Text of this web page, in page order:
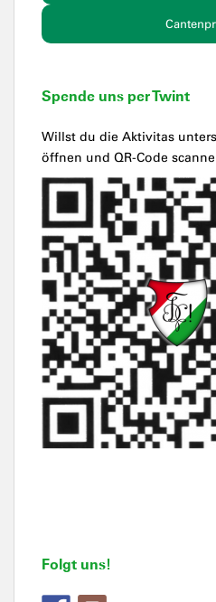
Spende uns per Twint
Willst du die Aktivitas
öffnen und QR-Code
Folgt uns!